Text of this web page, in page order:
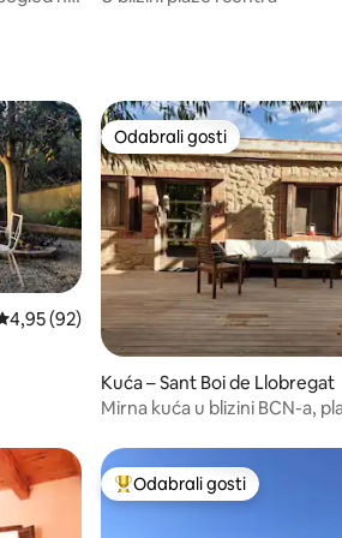
ocjena: 4,95/5, recenzija: 92
4,95 (92)
Odabrali gosti
Odabrali gosti
Kuća – Sant Boi de Llobregat
Mirna kuća u blizini BCN-a,
„Odabrali gosti”Među najviše rangiranima s
Odabrali gosti